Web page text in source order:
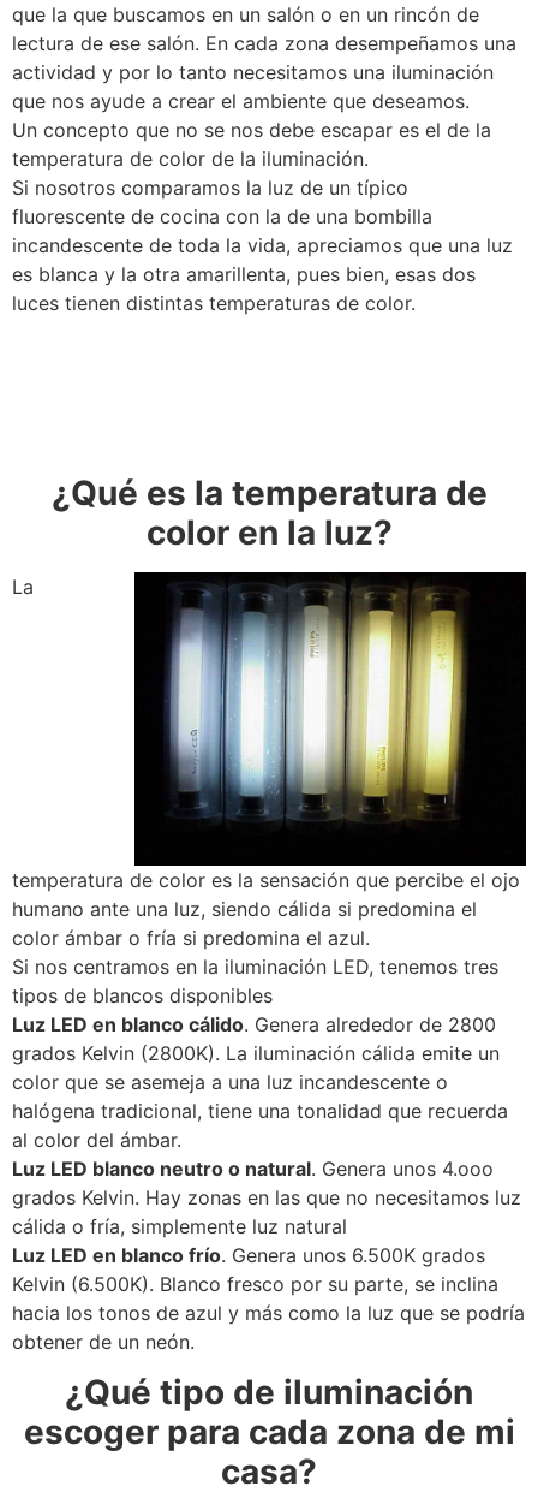
que la que buscamos en un salón o en un rincón de
lectura de ese salón. En cada zona desempeñamos una
actividad y por lo tanto necesitamos una iluminación
que nos ayude a crear el ambiente que deseamos.
Un concepto que no se nos debe escapar es el de la
temperatura de color de la iluminación.
Si nosotros comparamos la luz de un típico
fluorescente de cocina con la de una bombilla
incandescente de toda la vida, apreciamos que una luz
es blanca y la otra amarillenta, pues bien, esas dos
luces tienen distintas temperaturas de color.
¿Qué es la temperatura de
color en la luz?
La
temperatura de color es la sensación que percibe el ojo
humano ante una luz, siendo cálida si predomina el
color ámbar o fría si predomina el azul.
Si nos centramos en la iluminación LED, tenemos tres
tipos de blancos disponibles
Luz LED en blanco cálido. Genera alrededor de 2800
grados Kelvin (2800K). La iluminación cálida emite un
color que se asemeja a una luz incandescente o
halógena tradicional, tiene una tonalidad que recuerda
al color del ámbar.
Luz LED blanco neutro o natural. Genera unos 4.ooo
grados Kelvin. Hay zonas en las que no necesitamos luz
cálida o fría, simplemente luz natural
Luz LED en blanco frío. Genera unos 6.500K grados
Kelvin (6.500K). Blanco fresco por su parte, se inclina
hacia los tonos de azul y más como la luz que se podría
obtener de un neón.
¿Qué tipo de iluminación
escoger para cada zona de mi
casa?